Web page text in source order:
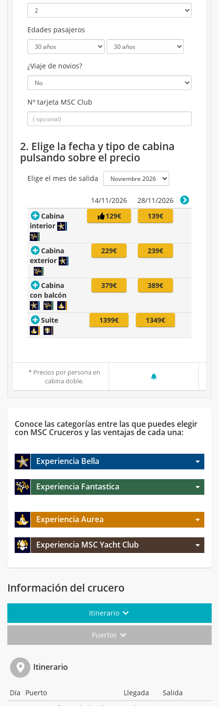
Edades pasajeros
¿Viaje de novios?
Nº tarjeta MSC Club
2. Elige la fecha y tipo de cabina
pulsando sobre el precio
Elige el mes de salida
14/11/2026
28/11/2026
Cabina
interior
129€ 139€
Cabina
exterior
229€ 239€
Cabina
con balcón
379€ 389€
Suite 1399€ 1349€
* Precios por persona en
cabina doble.
Conoce las categorías entre las que puedes elegir
con MSC Cruceros y las ventajas de cada una:
Experiencia Bella
Experiencia Fantastica
Experiencia Aurea
Experiencia MSC Yacht Club
Información del crucero
Itinerario
Puertos
Itinerario
Día Puerto Llegada
Salida